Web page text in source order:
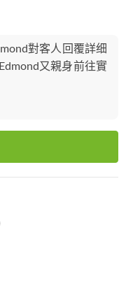
對客人回覆詳细
又親身前往實